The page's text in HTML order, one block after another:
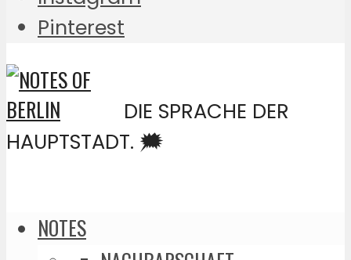
Pinterest
DIE SPRACHE DER
HAUPTSTADT. 🗯️
NOTES